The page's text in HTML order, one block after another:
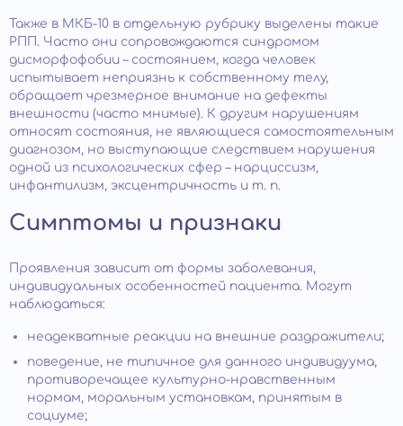
Также в МКБ-10 в отдельную рубрику выделены такие
РПП. Часто они сопровождаются синдромом
дисморфофобии – состоянием, когда человек
испытывает неприязнь к собственному телу,
обращает чрезмерное внимание на дефекты
внешности (часто мнимые). К другим нарушениям
относят состояния, не являющиеся самостоятельным
диагнозом, но выступающие следствием нарушения
одной из психологических сфер – нарциссизм,
инфантилизм, эксцентричность и т. п.
Симптомы и признаки
Проявления зависит от формы заболевания,
индивидуальных особенностей пациента. Могут
наблюдаться:
неадекватные реакции на внешние раздражители;
поведение, не типичное для данного индивидуума,
противоречащее культурно-нравственным
нормам, моральным установкам, принятым в
социуме;